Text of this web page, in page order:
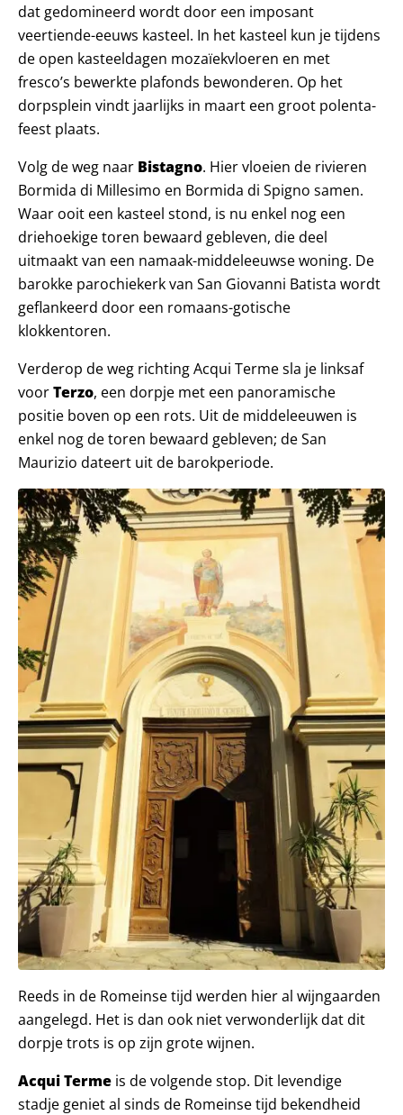
dat gedomineerd wordt door een imposant
veertiende-eeuws kasteel. In het kasteel kun je tijdens
de open kasteeldagen mozaïekvloeren en met
fresco’s bewerkte plafonds bewonderen. Op het
dorpsplein vindt jaarlijks in maart een groot polenta-
feest plaats.
Volg de weg naar Bistagno. Hier vloeien de rivieren
Bormida di Millesimo en Bormida di Spigno samen.
Waar ooit een kasteel stond, is nu enkel nog een
driehoekige toren bewaard gebleven, die deel
uitmaakt van een namaak-middeleeuwse woning. De
barokke parochiekerk van San Giovanni Batista wordt
geflankeerd door een romaans-gotische
klokkentoren.
Verderop de weg richting Acqui Terme sla je linksaf
voorTerzo, een dorpje met een panoramische
positie boven op een rots. Uit de middeleeuwen is
enkel nog de toren bewaard gebleven; de San
Maurizio dateert uit de barokperiode.
Reeds in de Romeinse tijd werden hier al wijngaarden
aangelegd. Het is dan ook niet verwonderlijk dat dit
dorpje trots is op zijn grote wijnen.
Acqui Terme is de volgende stop. Dit levendige
stadje geniet al sinds de Romeinse tijd bekendheid